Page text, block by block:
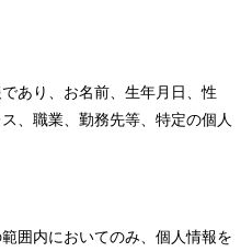
あり、お名前、生年月日、性
、職業、勤務先等、特定の個人
囲内においてのみ、個人情報を